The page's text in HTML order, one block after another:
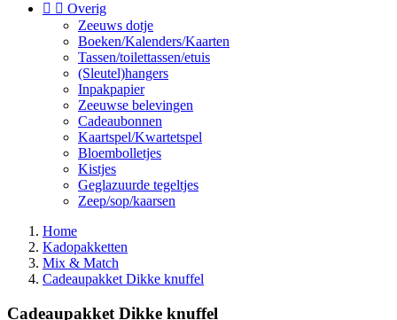
  Overig
Zeeuws dotje
Boeken/Kalenders/Kaarten
Tassen/toilettassen/etuis
(Sleutel)hangers
Inpakpapier
Zeeuwse belevingen
Cadeaubonnen
Kaartspel/Kwartetspel
Bloembolletjes
Kistjes
Geglazuurde tegeltjes
Zeep/sop/kaarsen
Home
Kadopakketten
Mix & Match
Cadeaupakket Dikke knuffel
Cadeaupakket Dikke knuffel